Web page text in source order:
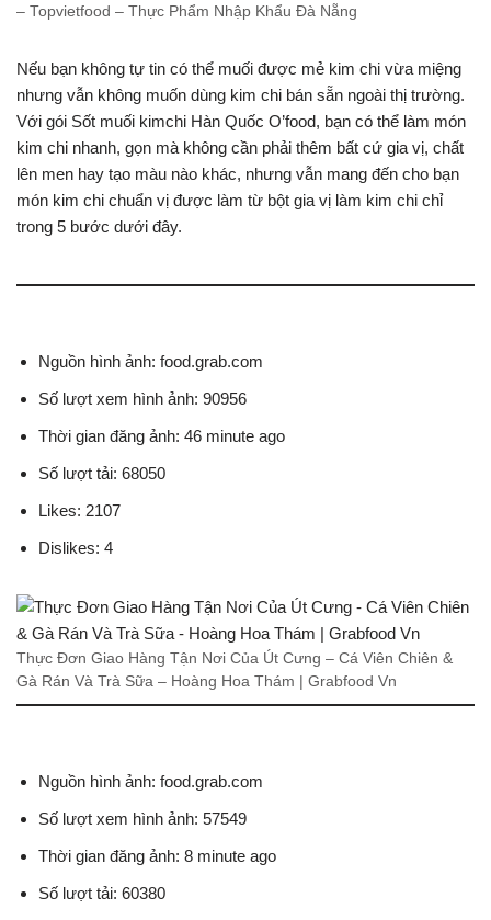
– Topvietfood – Thực Phẩm Nhập Khẩu Đà Nẵng
Nếu bạn không tự tin có thể muối được mẻ kim chi vừa miệng
nhưng vẫn không muốn dùng kim chi bán sẵn ngoài thị trường.
Với gói Sốt muối kimchi Hàn Quốc O’food, bạn có thể làm món
kim chi nhanh, gọn mà không cần phải thêm bất cứ gia vị, chất
lên men hay tạo màu nào khác, nhưng vẫn mang đến cho bạn
món kim chi chuẩn vị được làm từ bột gia vị làm kim chi chỉ
trong 5 bước dưới đây.
Nguồn hình ảnh: food.grab.com
Số lượt xem hình ảnh: 90956
Thời gian đăng ảnh: 46 minute ago
Số lượt tải: 68050
Likes: 2107
Dislikes: 4
Thực Đơn Giao Hàng Tận Nơi Của Út Cưng – Cá Viên Chiên &
Gà Rán Và Trà Sữa – Hoàng Hoa Thám | Grabfood Vn
Nguồn hình ảnh: food.grab.com
Số lượt xem hình ảnh: 57549
Thời gian đăng ảnh: 8 minute ago
Số lượt tải: 60380